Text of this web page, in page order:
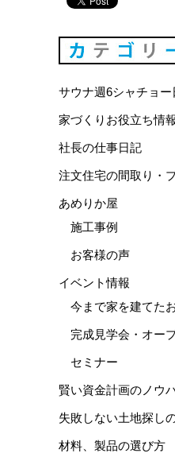
サウナ週6シャチョー
家づくりお役立ち情
社長の仕事日記
注文住宅の間取り・
あめりか屋
施工事例
お客様の声
イベント情報
今まで家を建てた
完成見学会・オー
セミナー
賢い資金計画のノウ
失敗しない土地探し
材料、製品の選び方